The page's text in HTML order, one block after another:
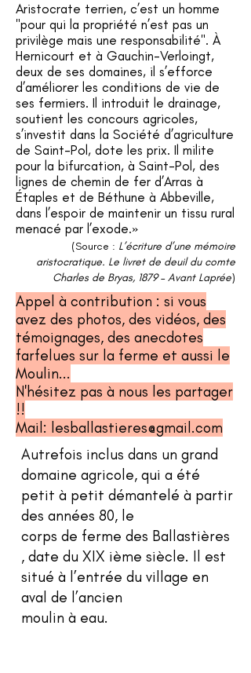
Aristocrate terrien, c’est un homme
"pour qui la propriété n’est pas un
privilège mais une responsabilité". À
Hernicourt et à Gauchin-Verloingt,
deux de ses domaines, il s’efforce
d’améliorer les conditions de vie de
ses fermiers. Il introduit le drainage,
soutient les concours agricoles,
s’investit dans la Société d’agriculture
de Saint-Pol, dote les prix. Il milite
pour la bifurcation, à Saint-Pol, des
lignes de chemin de fer d’Arras à
Étaples et de Béthune à Abbeville,
dans l’espoir de maintenir un tissu rural
menacé par l’exode.»
(Source : L’écriture d’une mémoire
aristocratique. Le livret de deuil du comte
Charles de Bryas, 1879–Avant Laprée)
Appel à contribution : si vous
avez des photos, des vidéos, des
témoignages, des anecdotes
farfelues sur la ferme et aussi le
Moulin...
N'hésitez pas à nous les partager
!!
Mail: lesballastieres@gmail.com
Autrefois inclus dans un grand
domaine agricole, qui a été
petit à petit démantelé à partir
des années 80, le
corps de ferme des Ballastières
, date du XIX ième siècle. Il est
situé à l’entrée du village en
aval de l’ancien
moulin à eau.